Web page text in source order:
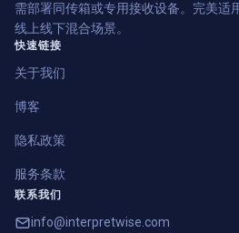
需部署同传箱或专用接收设备。完美适
线上线下混合场景。
快速链接
关于我们
博客
隐私政策
服务条款
联系我们
info@interpretwise.com